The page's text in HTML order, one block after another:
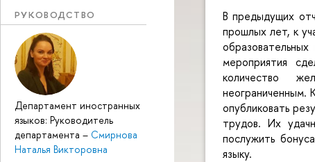
РУКОВОДСТВО
Департамент иностранных
языков: Руководитель
департамента – Смирнова
Наталья Викторовна
В предыдущих
прошлых лет, к
мероприятия
количество
неограниченным.
опубликовать
трудов. Их
послужить
языку.